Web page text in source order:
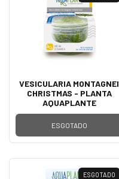
VESICULARIA MONTAGNEI
CHRISTMAS - PLANTA
AQUAPLANTE
ESGOTADO
ESGOTADO